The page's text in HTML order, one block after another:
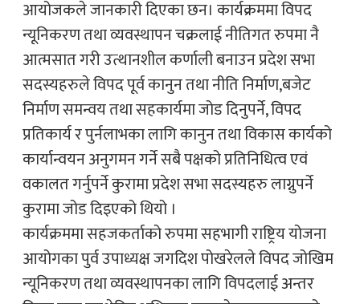
आयोजकले जानकारी दिएका छन। कार्यक्रममा विपद
न्यूनिकरण तथा व्यवस्थापन चक्रलाई नीतिगत रुपमा नै
आत्मसात गरी उत्थानशील कर्णाली बनाउन प्रदेश सभा
सदस्यहरुले विपद पूर्व कानुन तथा नीति निर्माण,बजेट
निर्माण समन्वय तथा सहकार्यमा जोड दिनुपर्ने, विपद
प्रतिकार्य र पुर्नलाभका लागि कानुन तथा विकास कार्यको
कार्यान्वयन अनुगमन गर्ने सबै पक्षको प्रतिनिधित्व एवं
वकालत गर्नुपर्ने कुरामा प्रदेश सभा सदस्यहरु लाग्नुपर्ने
कुरामा जोड दिइएको थियो ।
कार्यक्रममा सहजकर्ताको रुपमा सहभागी राष्ट्रिय योजना
आयोगका पुर्व उपाध्यक्ष जगदिश पोखरेलले विपद जोखिम
न्यूनिकरण तथा व्यवस्थापनका लागि विपदलाई अन्तर